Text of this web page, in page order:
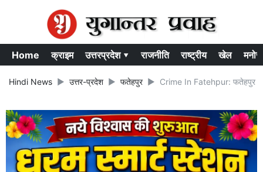
Home क्राइम उत्तरप्रदेश ▾ राजनीति राष्ट्रीय खेल
Hindi News उत्तर-प्रदेश फतेहपुर Crime In Fatehpur: फतेहपुर में